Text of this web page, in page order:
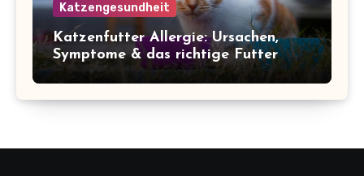
Katzengesundheit
Katzenfutter Allergie: Ursachen,
Symptome & das richtige Futter